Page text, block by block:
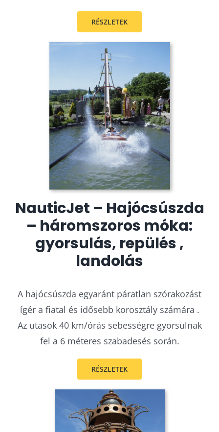
RÉSZLETEK
NauticJet – Hajócsúszda
– háromszoros móka:
gyorsulás, repülés ,
landolás
A hajócsúszda egyaránt páratlan szórakozást
ígér a fiatal és idősebb korosztály számára .
Az utasok 40 km/órás sebességre gyorsulnak
fel a 6 méteres szabadesés során.
RÉSZLETEK